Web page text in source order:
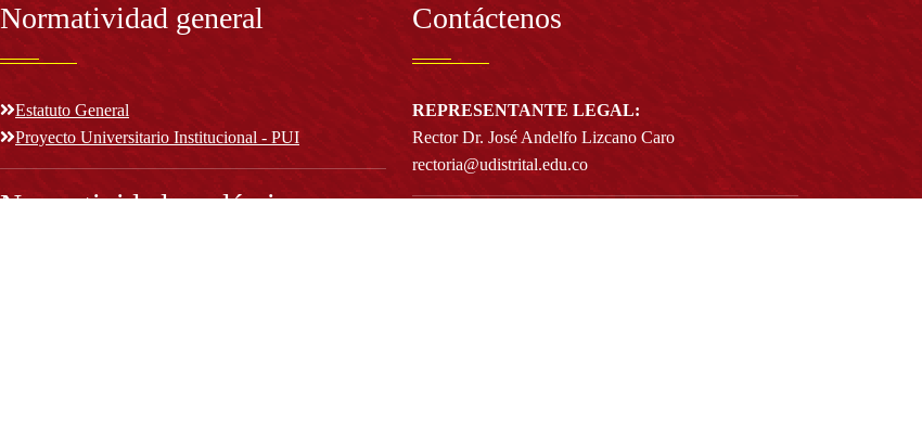
Normatividad general
Estatuto General
Proyecto Universitario Institucional - PUI
Normatividad académica
Contáctenos
REPRESENTANTE LEGAL:
Rector Dr. José Andelfo Lizcano Caro
rectoria@udistrital.edu.co